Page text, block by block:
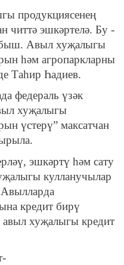
продукциясенең
читтә эшкәртелә. Бу -
Авыл хуҗалыгы
һәм агропаркларны
Таһир Һадиев.
федераль үзәк
хуҗалыгы
үстерү” максатчан
эшкәртү һәм сату
кулланучылар
кредит бирү
хуҗалыгы кредит